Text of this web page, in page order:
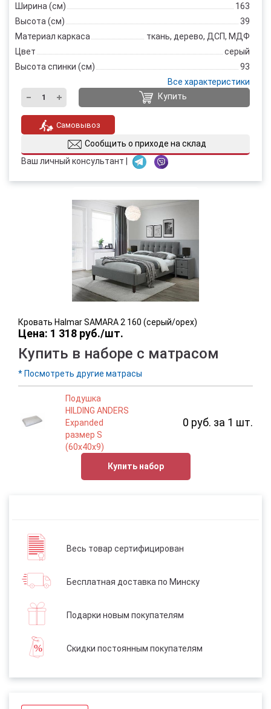
Ширина (см)
163
Высота (см)
39
Материал каркаса
ткань, дерево, ДСП, МДФ
Цвет
серый
Высота спинки (см)
93
Все характеристики
Купить
Самовывоз
Сообщить о приходе на склад
Ваш личный консультант |
Кровать Halmar SAMARA 2 160 (серый/орех)
Цена: 1 318 руб./шт.
Купить в наборе с матрасом
* Посмотреть другие матрасы
Подушка
HILDING ANDERS
Expanded
размер S
(60x40х9)
0 руб. за 1 шт.
Купить набор
Весь товар сертифицирован
Бесплатная доставка по Минску
Подарки новым покупателям
Скидки постоянным покупателям